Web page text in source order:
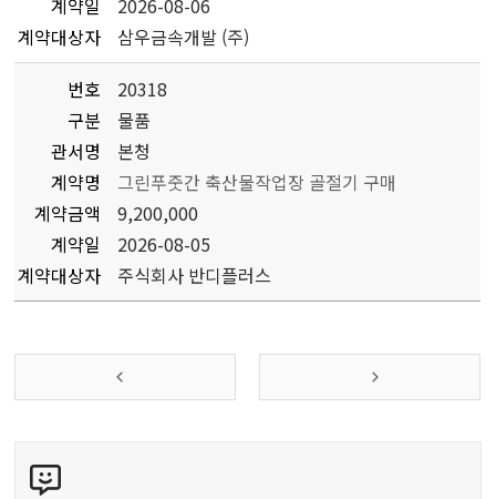
계약일
2026-08-06
계약대상자
삼우금속개발 (주)
번호
20318
구분
물품
관서명
본청
계약명
그린푸줏간 축산물작업장 골절기 구매
계약금액
9,200,000
계약일
2026-08-05
계약대상자
주식회사 반디플러스
텐